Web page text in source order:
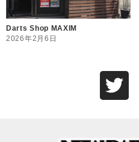
Darts Shop MAXIM
2026年2月6日